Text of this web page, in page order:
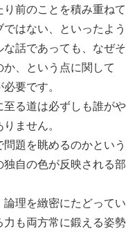
前のことを積み重ねて
はない、といったよう
話であっても、なぜそ
、という点に関して
要です。
至る道は必ずしも誰がや
ません。
題を眺めるのかという
自の色が反映される部
理を緻密にたどってい
力も両方常に鍛える姿勢